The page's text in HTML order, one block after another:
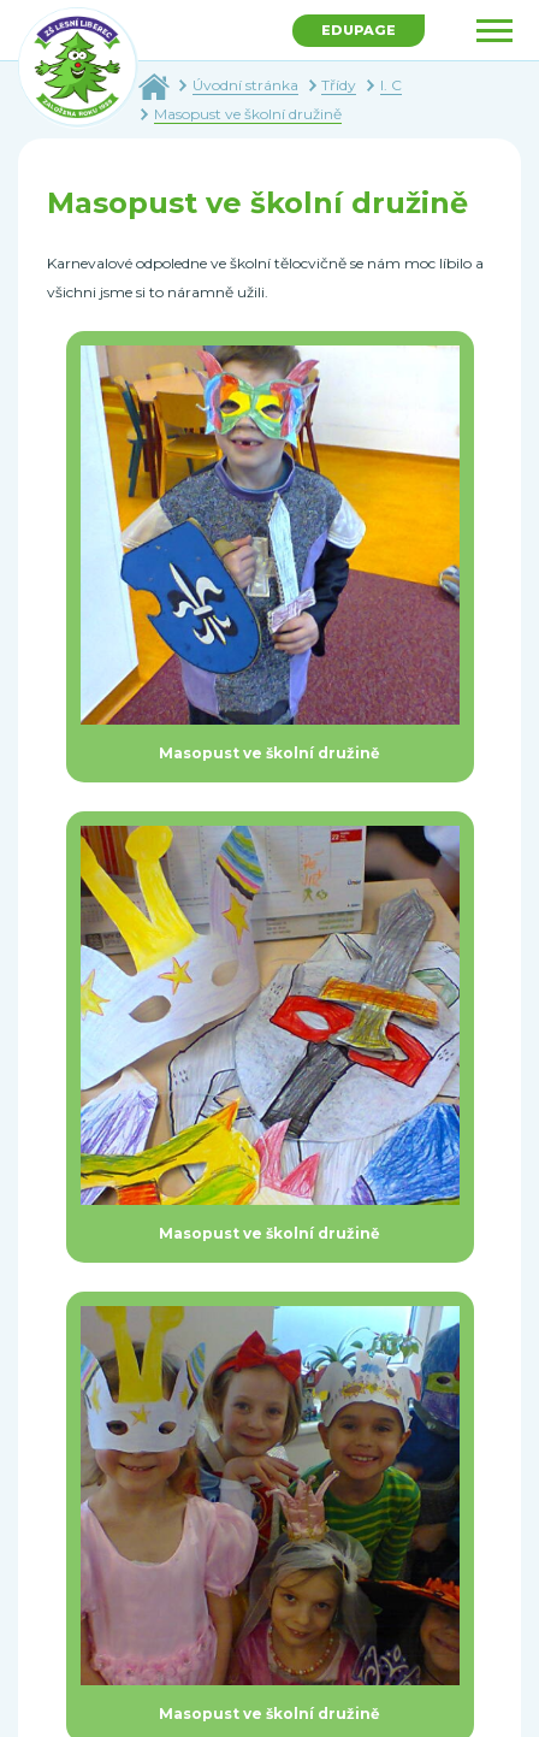
EDUPAGE
Úvodní stránka Třídy
I. C
Masopust ve školní družině
Masopust ve školní družině
Karnevalové odpoledne ve školní tělocvičně se nám moc líbilo a
všichni jsme si to náramně užili.
Masopust ve školní družině
Masopust ve školní družině
Masopust ve školní družině